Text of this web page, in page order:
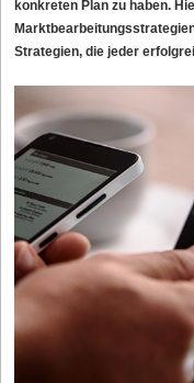
konkreten Plan zu haben.
Strategien, die jeder